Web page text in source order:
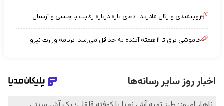
زوبیمندی و رئال مادرید؛ ادعای تازه درباره رقابت با چلسی و آرسنال
خاموشی برق تا ۲ هفته آینده به حداقل می‌رسد؛ برنامه وزارت نیرو